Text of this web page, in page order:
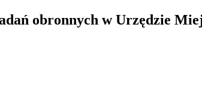
obronnych w Urzędzie